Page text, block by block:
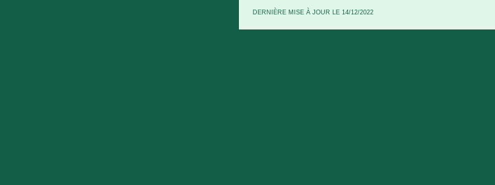
DERNIÈRE MISE À JOUR LE 14/12/2022